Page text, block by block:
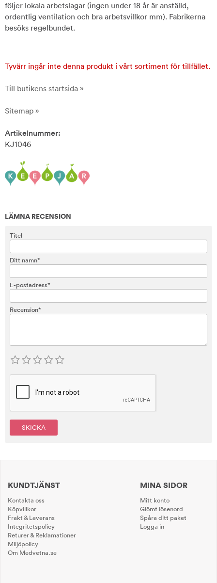
följer lokala arbetslagar (ingen under 18 år är anställd,
ordentlig ventilation och bra arbetsvillkor mm). Fabrikerna
besöks regelbundet.
Tyvärr ingår inte denna produkt i vårt sortiment för tillfället.
Till butikens startsida »
Sitemap »
Artikelnummer:
KJ1046
LÄMNA RECENSION
Titel
Ditt namn*
E-postadress*
Recension*
SKICKA
KUNDTJÄNST
Kontakta oss
Köpvillkor
Frakt & Leverans
Integritetspolicy
Returer & Reklamationer
Miljöpolicy
Om Medvetna.se
MINA SIDOR
Mitt konto
Glömt lösenord
Spåra ditt paket
Logga in